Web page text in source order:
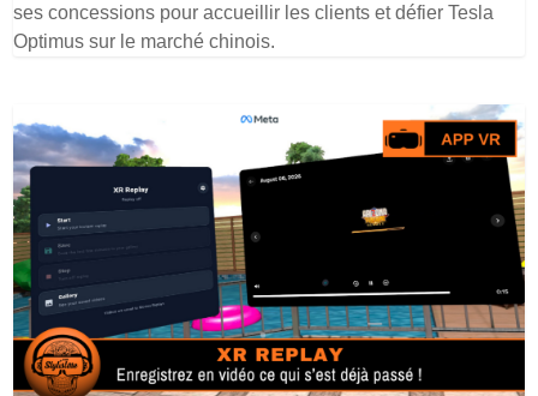
ses concessions pour accueillir les clients et défier Tesla
Optimus sur le marché chinois.